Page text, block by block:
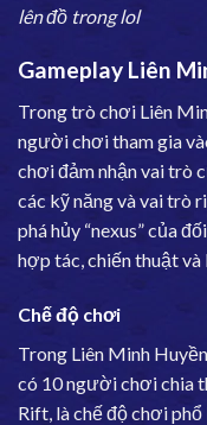
lên đồ trong lol
Gameplay Liên
Trong trò chơi Liên
người chơi tham gia
chơi đảm nhận vai trò
các kỹ năng và vai trò
phá hủy “nexus” của
hợp tác, chiến thuật và
Chế độ chơi
Trong Liên Minh
có 10 người chơi chia
Rift, là chế độ chơi